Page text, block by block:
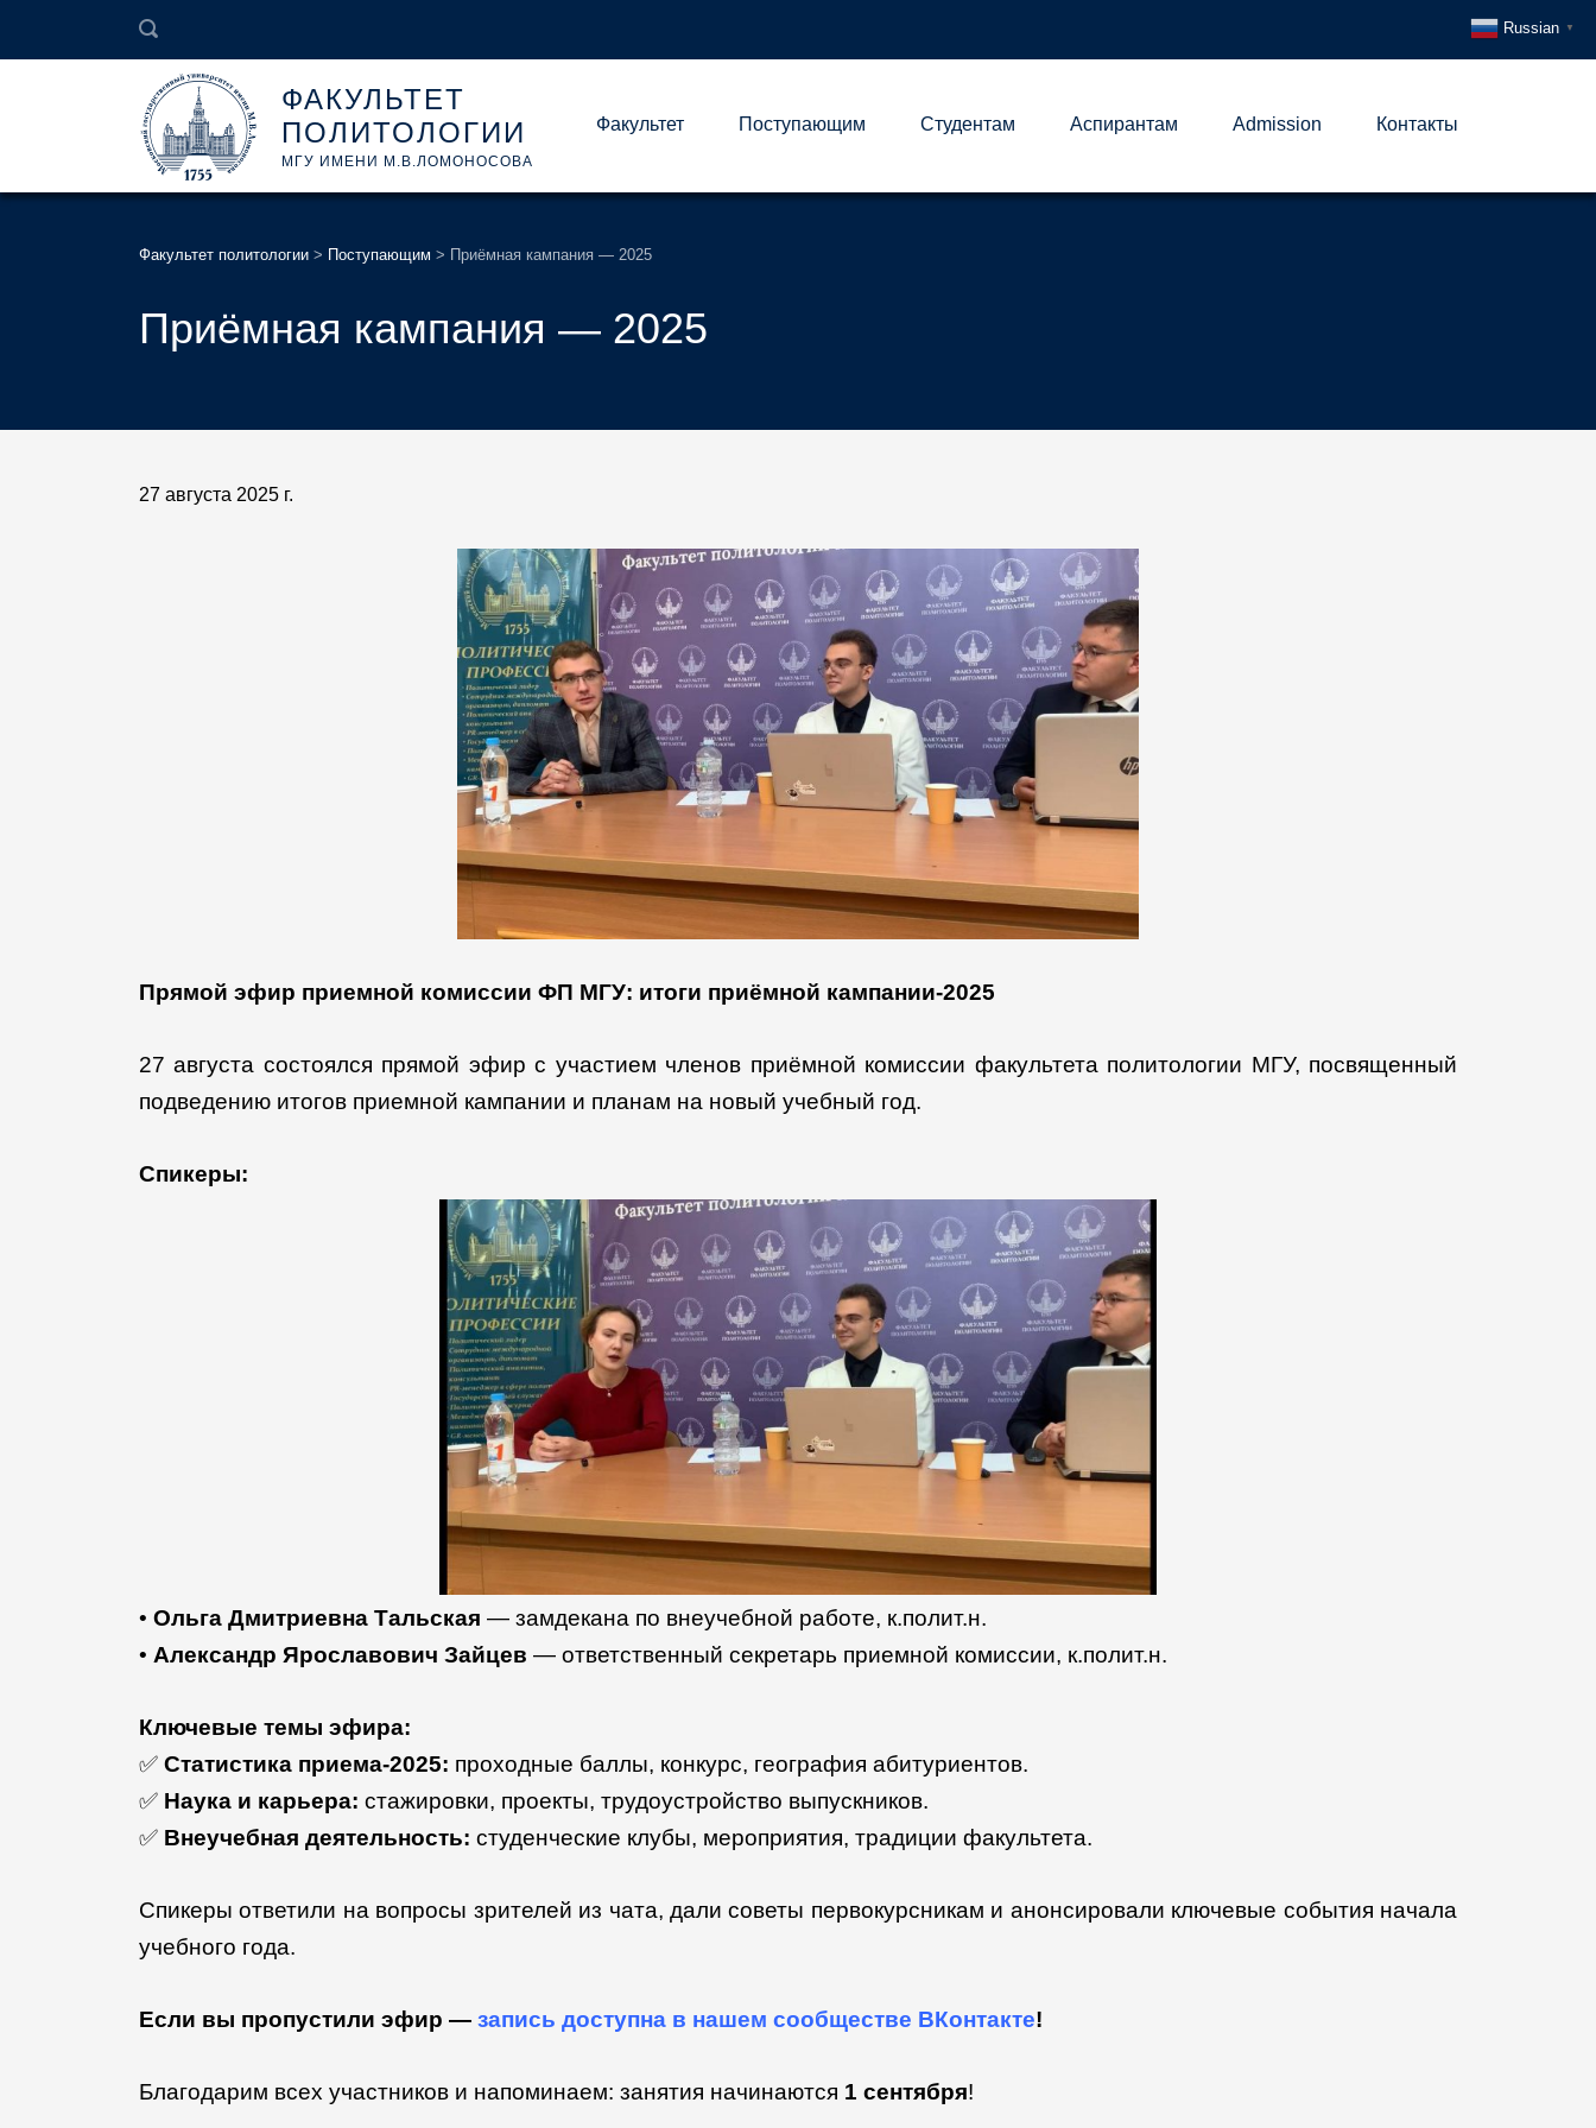
ФАКУЛЬТЕТ
ПОЛИТОЛОГИИ
МГУ ИМЕНИ М.В.ЛОМОНОСОВА
Факультет Поступающим Студентам Аспирантам Admission Контакты
Факультет политологии > Поступающим > Приёмная кампания — 2025
Приёмная кампания — 2025
27 августа 2025 г.
Прямой эфир приемной комиссии ФП МГУ: итоги приёмной кампании-2025
27 августа состоялся прямой эфир с участием членов приёмной комиссии факультета политологии МГУ, посвященный
подведению итогов приемной кампании и планам на новый учебный год.
Спикеры:
• Ольга Дмитриевна Тальская — замдекана по внеучебной работе, к.полит.н.
• Александр Ярославович Зайцев — ответственный секретарь приемной комиссии, к.полит.н.
Ключевые темы эфира:
✅ Статистика приема-2025: проходные баллы, конкурс, география абитуриентов.
✅ Наука и карьера: стажировки, проекты, трудоустройство выпускников.
✅ Внеучебная деятельность: студенческие клубы, мероприятия, традиции факультета.
Спикеры ответили на вопросы зрителей из чата, дали советы первокурсникам и анонсировали ключевые события начала
учебного года.
Если вы пропустили эфир — запись доступна в нашем сообществе ВКонтакте!
Благодарим всех участников и напоминаем: занятия начинаются 1 сентября!
Russian ▼